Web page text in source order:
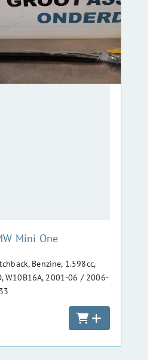
Mini One
Benzine, 1.598cc,
W10B16A, 2001-06 / 2006-